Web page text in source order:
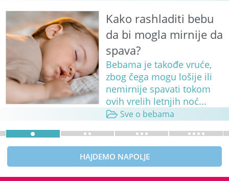
Kako rashladiti bebu
da bi mogla mirnije da
spava?
Bebama je takođe vruće,
zbog čega mogu lošije ili
nemirnije spavati tokom
ovih vrelih letnjih noć...
Sve o bebama
HAJDEMO NAPOLJE